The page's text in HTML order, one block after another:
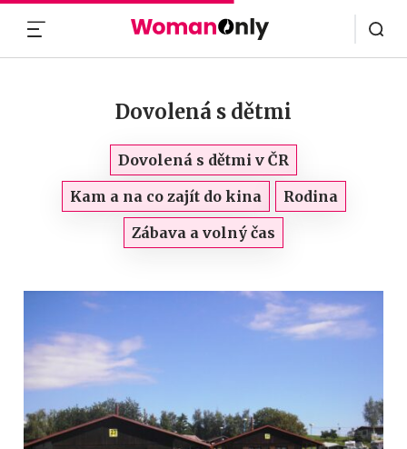
Dovolená s dětmi
Dovolená s dětmi v ČR
Kam a na co zajít do kina
Rodina
Zábava a volný čas